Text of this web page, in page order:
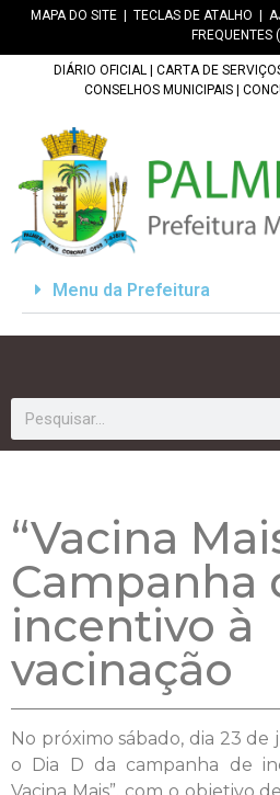
MAPA DO SITE TECLAS DE ATALHO
FREQUENTES
DIÁRIO OFICIAL CARTA DE
CONSELHOS MUNICIPAIS
Menu da Prefeitura
“Vacina
Campanha
incentivo à
vacinação
No próximo sábado, dia 23
o Dia D da campanha de